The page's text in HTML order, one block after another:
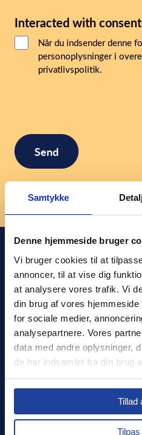
Samtykke
Denne hjemmeside bruger
Vi bruger cookies til at
annoncer, til at vise dig
at analysere vores trafik. Vi
din brug af vores
for sociale medier,
analysepartnere. Vores
data med andre oplysninger,
de har indsamlet fra din brug
Tillad
Tilpas
Select your country to
you and your business.
Interacted with consent
Når du indsender denne
personoplysninger i
privatlivspolitik.
Xledger Danmark
Bogføringssystemets
Log ind